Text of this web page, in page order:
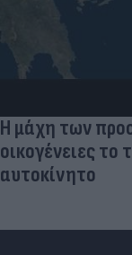
Η μάχη των
οικογένειες το
αυτοκίνητο